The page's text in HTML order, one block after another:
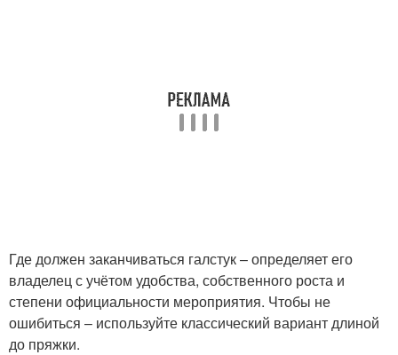
Где должен заканчиваться галстук – определяет его
владелец с учётом удобства, собственного роста и
степени официальности мероприятия. Чтобы не
ошибиться – используйте классический вариант длиной
до пряжки.